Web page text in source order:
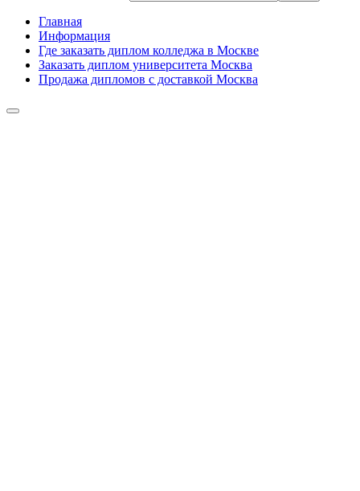
Главная
Информация
Где заказать диплом колледжа в Москве
Заказать диплом университета Москва
Продажа дипломов с доставкой Москва